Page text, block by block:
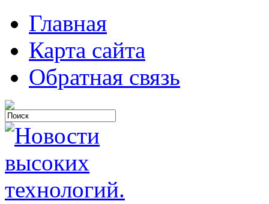
Главная
Карта сайта
Обратная связь